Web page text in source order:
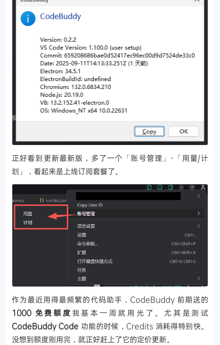
正好看到更新最新版，多了一个「账号管理」-「用量/计
划」，看起来是上线订阅套餐了。
作为最近用得最频繁的代码助手，CodeBuddy 前期送的
1000 免费额度 我基本一周就用光了。尤其是测试
CodeBuddy Code 功能的时候，Credits 消耗得特别快。
没想到额度刚用完，就正好赶上了它的定价更新。